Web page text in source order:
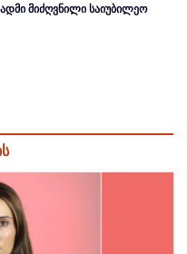
მიძღვნილი საიუბილეო